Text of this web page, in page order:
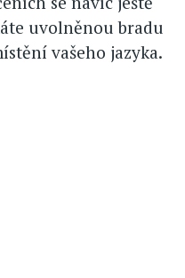
uvolněnou bradu
vašeho jazyka.